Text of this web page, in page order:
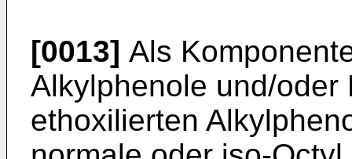
[0013] Als
Alkylphenole und/oder
ethoxilierten